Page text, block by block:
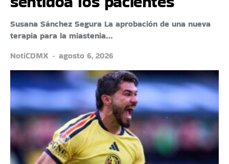
Susana Sánchez Segura La aprobación de una nueva
terapia para la miastenia…
NotiCDMX
agosto 6, 2026